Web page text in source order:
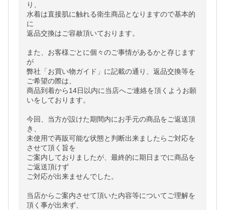
り、
水着は直接肌に触れる衛生商品となりますので基本的
に
返品交換はご容赦頂いております。
また、お客様ごとに個々のご事情があるかと存じます
が
弊社「お買い物ガイド」に記載の通り、返品交換等を
ご希望の際は、
商品到着から14日以内に当店へご連絡を頂くようお願
いをしております。
今回、当方が設けた期間内にお手元の商品をご返送頂
き、
未使用で再販可能な状態と判断出来ましたらご対応を
させて頂く旨を
ご案内しておりましたが、最終的に期日までに商品を
ご返送頂けず
ご対応が出来ませんでした。
当店からご案内させて頂いた内容等についてご理解を
頂く事が出来ず、